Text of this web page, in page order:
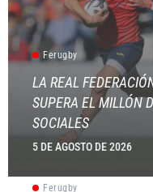
Ferugby
LA REAL
SUPERA EL MILLÓN
SOCIALES
5 DE AGOSTO DE 2026
Ferugby